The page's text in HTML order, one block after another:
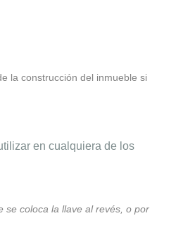
la construcción del inmueble si
en cualquiera de los
se coloca la llave al revés, o por